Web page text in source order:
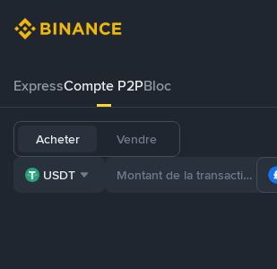
ExpressCompte P2PBloc
Acheter Vendre
USDT